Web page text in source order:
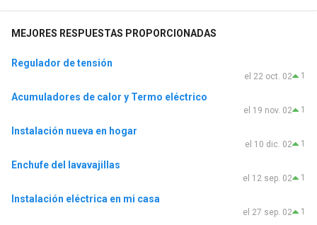
MEJORES RESPUESTAS PROPORCIONADAS
Regulador de tensión
1
el 22 oct. 02
Acumuladores de calor y Termo eléctrico
1
el 19 nov. 02
Instalación nueva en hogar
1
el 10 dic. 02
Enchufe del lavavajillas
1
el 12 sep. 02
Instalación eléctrica en mi casa
1
el 27 sep. 02